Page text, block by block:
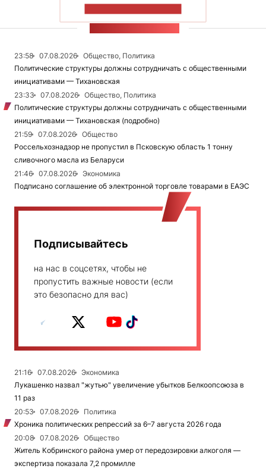
23:58 07.08.2026
Общество, Политика
Политические структуры должны сотрудничать с общественными
инициативами — Тихановская
23:33
07.08.2026
Общество, Политика
Политические структуры должны сотрудничать с общественными
инициативами — Тихановская (подробно)
21:59
07.08.2026
Общество
Россельхознадзор не пропустил в Псковскую область 1 тонну
сливочного масла из Беларуси
21:46
07.08.2026
Экономика
Подписано соглашение об электронной торговле товарами в ЕАЭС
Подписывайтесь
на нас в соцсетях, чтобы не
пропустить важные новости (если
это безопасно для вас)
21:16 07.08.2026
Экономика
Лукашенко назвал "жутью" увеличение убытков Белкоопсоюза в
11 раз
20:53
07.08.2026
Политика
Хроника политических репрессий за 6–7 августа 2026 года
20:08
07.08.2026
Общество
Житель Кобринского района умер от передозировки алкоголя —
экспертиза показала 7,2 промилле